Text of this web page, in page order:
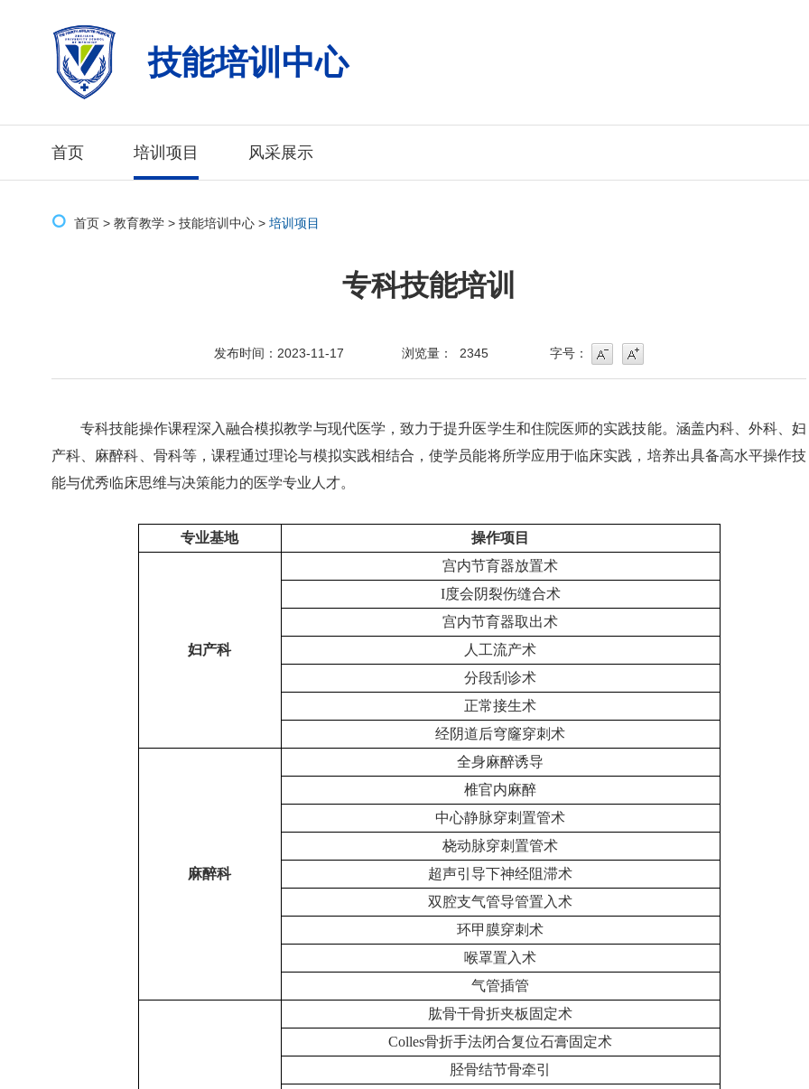
技能培训中心
首页 培训项目 风采展示
首页 > 教育教学 > 技能培训中心 > 培训项目
专科技能培训
发布时间：2023-11-17 浏览量： 2345 字号：
字号字号增大
专科技能操作课程深入融合模拟教学与现代医学，致力于提升医学生和住院医师的实践技能。涵盖内科、外科、妇
产科、麻醉科、骨科等，课程通过理论与模拟实践相结合，使学员能将所学应用于临床实践，培养出具备高水平操作技
能与优秀临床思维与决策能力的医学专业人才。
专业基地 操作项目
妇产科
宫内节育器放置术
I度会阴裂伤缝合术
宫内节育器取出术
人工流产术
分段刮诊术
正常接生术
经阴道后穹窿穿刺术
麻醉科
全身麻醉诱导
椎官内麻醉
中心静脉穿刺置管术
桡动脉穿刺置管术
超声引导下神经阻滞术
双腔支气管导管置入术
环甲膜穿刺术
喉罩置入术
气管插管
肱骨干骨折夹板固定术
Colles骨折手法闭合复位石膏固定术
胫骨结节骨牵引